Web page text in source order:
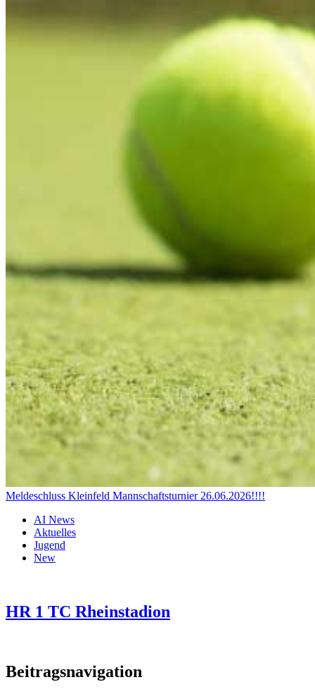
Meldeschluss Kleinfeld Mannschaftsturnier 26.06.2026!!!!
AI News
Aktuelles
Jugend
New
HR 1 TC Rheinstadion
Beitragsnavigation